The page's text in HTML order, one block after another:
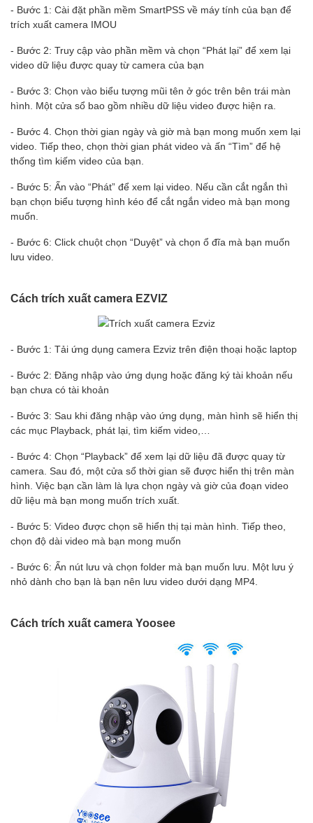
- Bước 1: Cài đặt phần mềm SmartPSS về máy tính của bạn để
trích xuất camera IMOU
- Bước 2: Truy cập vào phần mềm và chọn “Phát lại” để xem lại
video dữ liệu được quay từ camera của bạn
- Bước 3: Chọn vào biểu tượng mũi tên ở góc trên bên trái màn
hình. Một cửa sổ bao gồm nhiều dữ liệu video được hiện ra.
- Bước 4. Chọn thời gian ngày và giờ mà bạn mong muốn xem lại
video. Tiếp theo, chọn thời gian phát video và ấn “Tìm” để hệ
thống tìm kiếm video của bạn.
- Bước 5: Ấn vào “Phát” để xem lại video. Nếu cần cắt ngắn thì
bạn chọn biểu tượng hình kéo để cắt ngắn video mà bạn mong
muốn.
- Bước 6: Click chuột chọn “Duyệt” và chọn ổ đĩa mà bạn muốn
lưu video.
Cách trích xuất camera EZVIZ
- Bước 1: Tải ứng dụng camera Ezviz trên điện thoại hoặc laptop
- Bước 2: Đăng nhập vào ứng dụng hoặc đăng ký tài khoản nếu
bạn chưa có tài khoản
- Bước 3: Sau khi đăng nhập vào ứng dụng, màn hình sẽ hiển thị
các mục Playback, phát lại, tìm kiếm video,…
- Bước 4: Chọn “Playback” để xem lại dữ liệu đã được quay từ
camera. Sau đó, một cửa sổ thời gian sẽ được hiển thị trên màn
hình. Việc bạn cần làm là lựa chọn ngày và giờ của đoạn video
dữ liệu mà bạn mong muốn trích xuất.
- Bước 5: Video được chọn sẽ hiển thị tại màn hình. Tiếp theo,
chọn độ dài video mà bạn mong muốn
- Bước 6: Ấn nút lưu và chọn folder mà bạn muốn lưu. Một lưu ý
nhỏ dành cho bạn là bạn nên lưu video dưới dạng MP4.
Cách trích xuất camera Yoosee